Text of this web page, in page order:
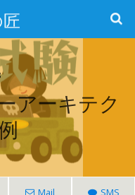
アーキテク
Mail SMS